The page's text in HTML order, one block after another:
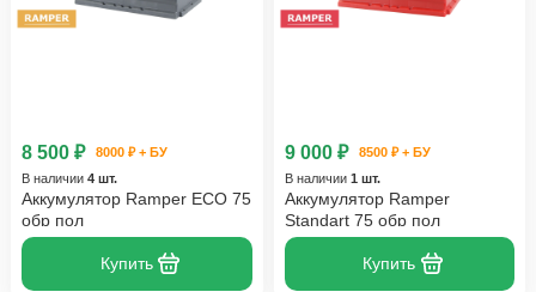
8 500 ₽
8000 ₽ + БУ
В наличии 4 шт.
Аккумулятор Ramper ECO 75
обр пол
Купить
9 000 ₽
8500 ₽ + БУ
В наличии 1 шт.
Аккумулятор Ramper
Standart 75 обр пол
Купить